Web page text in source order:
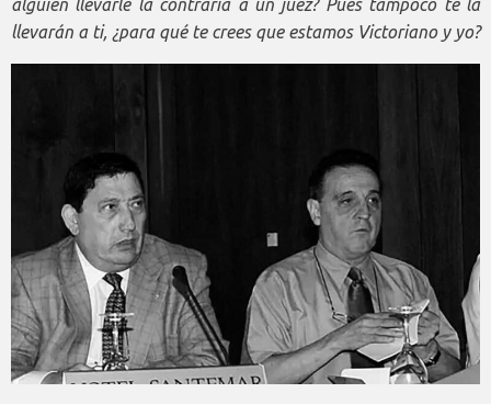
alguien llevarle la contraria a un juez? Pues tampoco te la
llevarán a ti, ¿para qué te crees que estamos Victoriano y yo?